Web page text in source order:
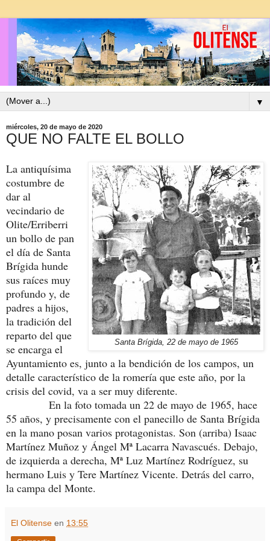
▼
miércoles, 20 de mayo de 2020
QUE NO FALTE EL BOLLO
Santa Brígida, 22 de mayo de 1965
La antiquísima
costumbre de
dar al
vecindario de
Olite/Erriberri
un bollo de pan
el día de Santa
Brígida hunde
sus raíces muy
profundo y, de
padres a hijos,
la tradición del
reparto del que
se encarga el
Ayuntamiento es, junto a la bendición de los campos, un
detalle característico de la romería que este año, por la
crisis del covid, va a ser muy diferente.
En la foto tomada un 22 de mayo de 1965, hace
55 años, y precisamente con el panecillo de Santa Brígida
en la mano posan varios protagonistas. Son (arriba) Isaac
Martínez Muñoz y Ángel Mª Lacarra Navascués. Debajo,
de izquierda a derecha, Mª Luz Martínez Rodríguez, su
hermano Luis y Tere Martínez Vicente. Detrás del carro,
la campa del Monte.
El Olitense en 13:55